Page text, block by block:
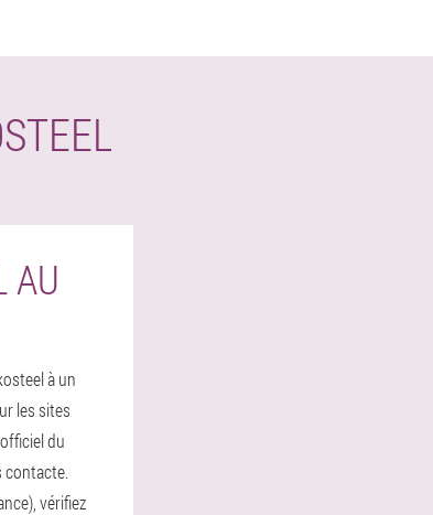
AU
à un
les sites
du
contacte.
vérifiez